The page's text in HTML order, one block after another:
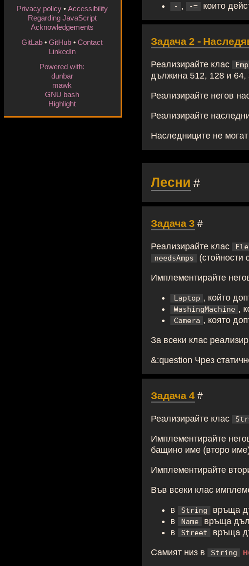
Privacy policy• Accessibility
Regarding JavaScript
Acknowledgements
GitLab •GitHub •Contact
LinkedIn
Powered with:
dunbar
mawk
GNU bash
Highlight
-
-= които
Задача 2 -
Реализирайте клас
дължина 512, 128 и 64,
Реализирайте негов
Реализирайте
Наследниците не
Лесни #
Задача 3 #
Реализирайте клас
needsAmps
(стойности
Имплементирайте
Laptop
, който
WashingMachine
,
Camera
, която
За всеки клас
&:question Чрез
Задача 4 #
Реализирайте клас
Имплементирайте
бащино име (второ
Имплементирайте
Във всеки клас
в String
връща
в
Name
връща
в
Street връща
Самият низ в String